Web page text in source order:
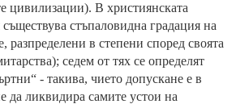
цивилизации). В християнската
съществува стъпаловидна градация на
разпределени в степени според своята
седем от тях се определят
- такива, чието допускане е в
да ликвидира самите устои на